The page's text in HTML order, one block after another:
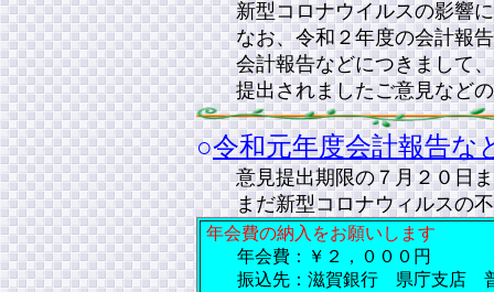
新型コロナウイルスの影響
なお、令和２年度の会計報告
会計報告などにつきまして、
提出されましたご意見などの
○令和元年度会計報告な
意見提出期限の７月２０日
まだ新型コロナウィルスの不
年会費の納入をお願いします
年会費：￥２，０００円
振込先：滋賀銀行 県庁支店